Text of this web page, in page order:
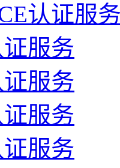
认证服
证服务
服务
证服务
服务